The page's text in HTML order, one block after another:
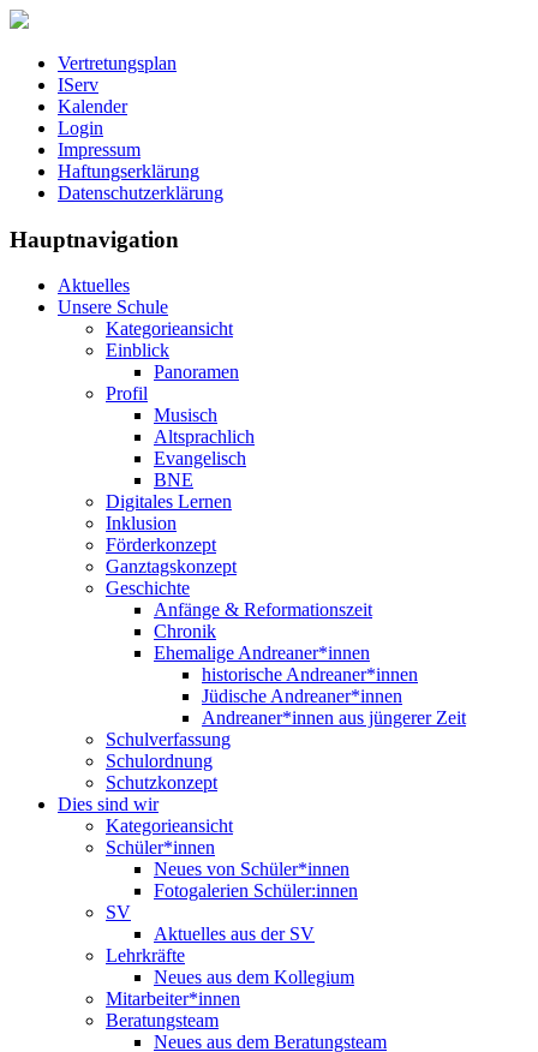
Vertretungsplan
IServ
Kalender
Login
Impressum
Haftungserklärung
Datenschutzerklärung
Hauptnavigation
Aktuelles
Unsere Schule
Kategorieansicht
Einblick
Panoramen
Profil
Musisch
Altsprachlich
Evangelisch
BNE
Digitales Lernen
Inklusion
Förderkonzept
Ganztagskonzept
Geschichte
Anfänge & Reformationszeit
Chronik
Ehemalige Andreaner*innen
historische Andreaner*innen
Jüdische Andreaner*innen
Andreaner*innen aus jüngerer Zeit
Schulverfassung
Schulordnung
Schutzkonzept
Dies sind wir
Kategorieansicht
Schüler*innen
Neues von Schüler*innen
Fotogalerien Schüler:innen
SV
Aktuelles aus der SV
Lehrkräfte
Neues aus dem Kollegium
Mitarbeiter*innen
Beratungsteam
Neues aus dem Beratungsteam